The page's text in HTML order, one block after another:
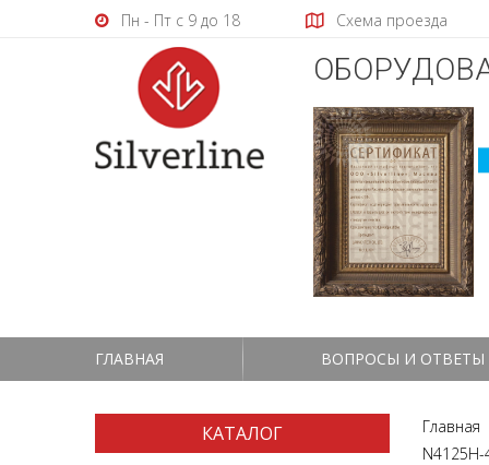
Пн - Пт с 9 до 18 Схема проезда
ГЛАВНАЯ ВОПРОСЫ И ОТВЕТЫ
КАТАЛОГ Главная
N4125H-